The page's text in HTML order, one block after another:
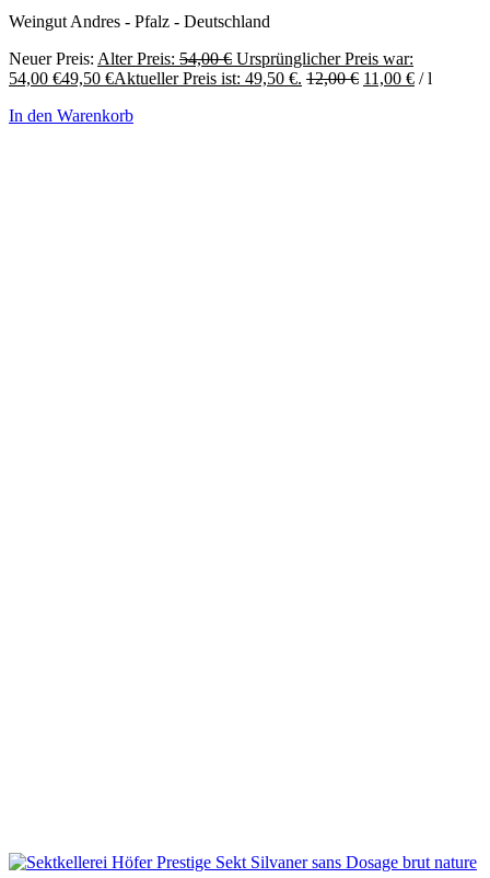
Weingut Andres - Pfalz - Deutschland
Neuer Preis: Alter Preis: 54,00€ Ursprünglicher Preis war:
54,00 €49,50 €Aktueller Preis ist: 49,50 €. 12,00€ 11,00 € /l
In den Warenkorb